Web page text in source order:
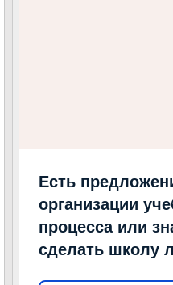
Есть
организации
процесса или
сделать школу